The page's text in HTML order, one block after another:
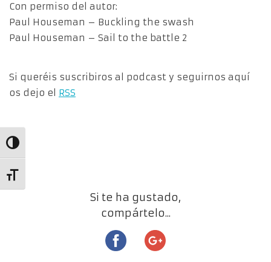
Alternar alto contraste
Alternar tamaño de letra
Con permiso del autor:
Paul Houseman – Buckling the swash
Paul Houseman – Sail to the battle 2
Si queréis suscribiros al podcast y seguirnos aquí
os dejo el RSS
Si te ha gustado,
compártelo...